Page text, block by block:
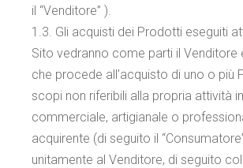
il “Venditore” ).
1.3. Gli acquisti dei Prodotti eseguiti
Sito vedranno come parti il Venditore
che procede all’acquisto di uno o più
scopi non riferibili alla propria attività
commerciale, artigianale o
acquirente (di seguito il
unitamente al Venditore, di seguito